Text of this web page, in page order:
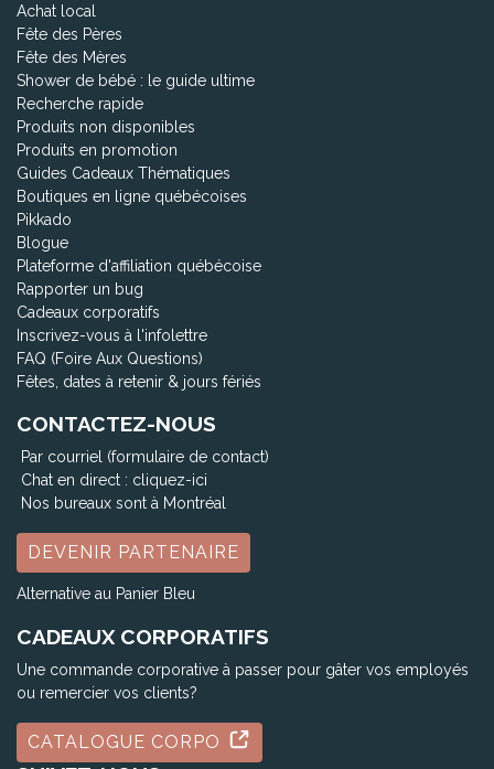
Achat local
Fête des Pères
Fête des Mères
Shower de bébé : le guide ultime
Recherche rapide
Produits non disponibles
Produits en promotion
Guides Cadeaux Thématiques
Boutiques en ligne québécoises
Pikkado
Blogue
Plateforme d'affiliation québécoise
Rapporter un bug
Cadeaux corporatifs
Inscrivez-vous à l'infolettre
FAQ (Foire Aux Questions)
Fêtes, dates à retenir & jours fériés
CONTACTEZ-NOUS
Par courriel (formulaire de contact)
Chat en direct : cliquez-ici
Nos bureaux sont à Montréal
DEVENIR PARTENAIRE
Alternative au Panier Bleu
CADEAUX CORPORATIFS
Une commande corporative à passer pour gâter vos employés
ou remercier vos clients?
CATALOGUE CORPO